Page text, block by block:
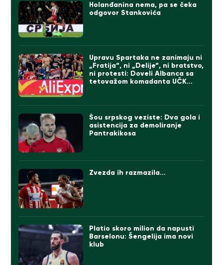
Holanđanina nema, pa se čeka
odgovor Stankovića
Upravu Spartaka ne zanimaju ni
„Fratija“, ni „Delije“, ni bratstvo,
ni protesti: Doveli Albanca sa
tetovažom komadanta UČK
Šou srpskog veziste: Dva gola i
asistencija za demoliranje
Pantrakikosa
Zvezda ih razmazila…
Platio skoro milion da napusti
Barselonu: Šengelija ima novi
klub